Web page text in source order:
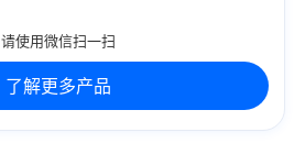
请使用微信扫一扫
了解更多产品